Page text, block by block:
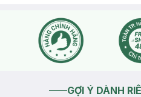
GỢI Ý DÀNH